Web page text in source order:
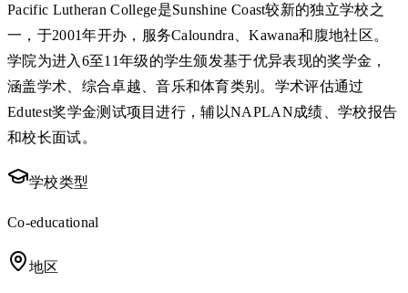
Pacific Lutheran College是Sunshine Coast较新的独立学校之
一，于2001年开办，服务Caloundra、Kawana和腹地社区。
学院为进入6至11年级的学生颁发基于优异表现的奖学金，
涵盖学术、综合卓越、音乐和体育类别。学术评估通过
Edutest奖学金测试项目进行，辅以NAPLAN成绩、学校报告
和校长面试。
学校类型
Co-educational
地区